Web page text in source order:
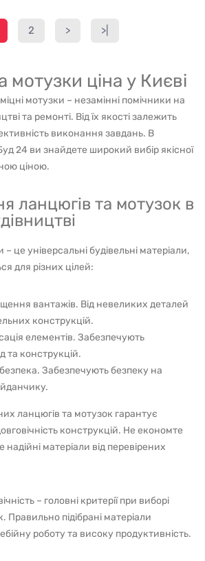
2 > >|
ціна у Києві
мотузки – незамінні помічники на
та ремонті. Від їх якості залежить
виконання завдань. В
24 ви знайдете широкий вибір якісної
ціною.
ланцюгів та мотузок в
це універсальні будівельні матеріали,
для різних цілей:
вантажів. Від невеликих деталей
конструкцій.
елементів. Забезпечують
та конструкцій.
Забезпечують безпеку на
ланцюгів та мотузок гарантує
конструкцій. Не економте
надійні матеріали від перевірених
– головні критерії при виборі
Правильно підібрані матеріали
роботу та високу продуктивність.